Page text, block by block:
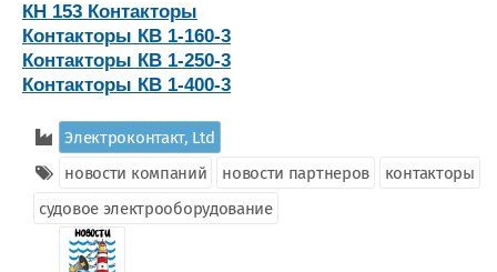
КН 153 Контакторы
Контакторы КВ 1-160-3
Контакторы КВ 1-250-3
Контакторы КВ 1-400-3
Электроконтакт, Ltd
новости компаний
новости партнеров
контакторы
судовое электрооборудование